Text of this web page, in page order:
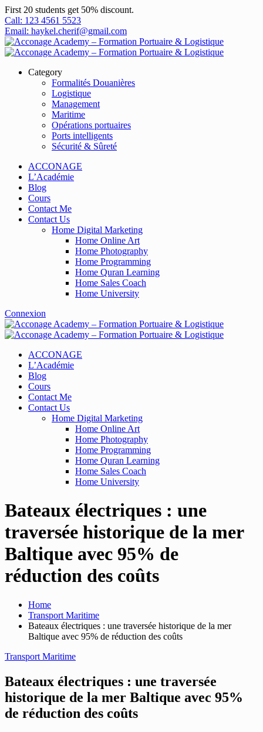
First 20 students get 50% discount.
Call: 123 4561 5523
Email: haykel.cherif@gmail.com
Category
Formalités Douanières
Logistique
Management
Maritime
Opérations portuaires
Ports intelligents
Sécurité & Sûreté
ACCONAGE
L’Académie
Blog
Cours
Contact Me
Contact Us
Home Digital Marketing
Home Online Art
Home Photography
Home Programming
Home Quran Learning
Home Sales Coach
Home University
Connexion
ACCONAGE
L’Académie
Blog
Cours
Contact Me
Contact Us
Home Digital Marketing
Home Online Art
Home Photography
Home Programming
Home Quran Learning
Home Sales Coach
Home University
Bateaux électriques : une
traversée historique de la mer
Baltique avec 95% de
réduction des coûts
Home
Transport Maritime
Bateaux électriques : une traversée historique de la mer
Baltique avec 95% de réduction des coûts
Transport Maritime
Bateaux électriques : une traversée
historique de la mer Baltique avec 95%
de réduction des coûts